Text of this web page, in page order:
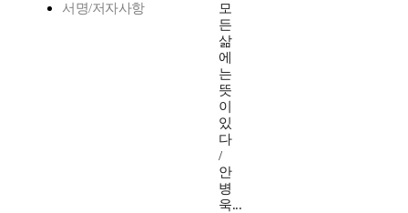
서명/저자사항
모
든
삶
에
는
뜻
이
있
다
/
안
병
욱...